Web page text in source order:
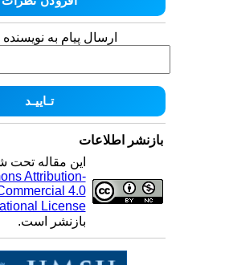
ارسال پیام به نویسنده
بازنشر اطلاعات
این مقاله تحت
Attribution-
4.0
License
بازنشر است.